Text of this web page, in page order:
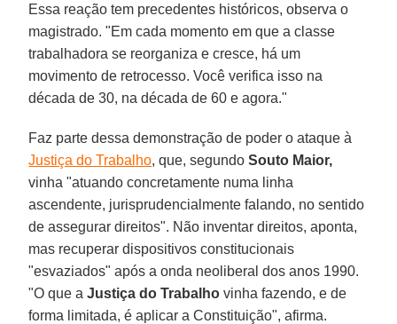
Essa reação tem precedentes históricos, observa o
magistrado. "Em cada momento em que a classe
trabalhadora se reorganiza e cresce, há um
movimento de retrocesso. Você verifica isso na
década de 30, na década de 60 e agora."
Faz parte dessa demonstração de poder o ataque à
Justiça do Trabalho, que, segundoSouto Maior,
vinha "atuando concretamente numa linha
ascendente, jurisprudencialmente falando, no sentido
de assegurar direitos". Não inventar direitos, aponta,
mas recuperar dispositivos constitucionais
"esvaziados" após a onda neoliberal dos anos 1990.
"O que aJustiça do Trabalho vinha fazendo, e de
forma limitada, é aplicar a Constituição", afirma.